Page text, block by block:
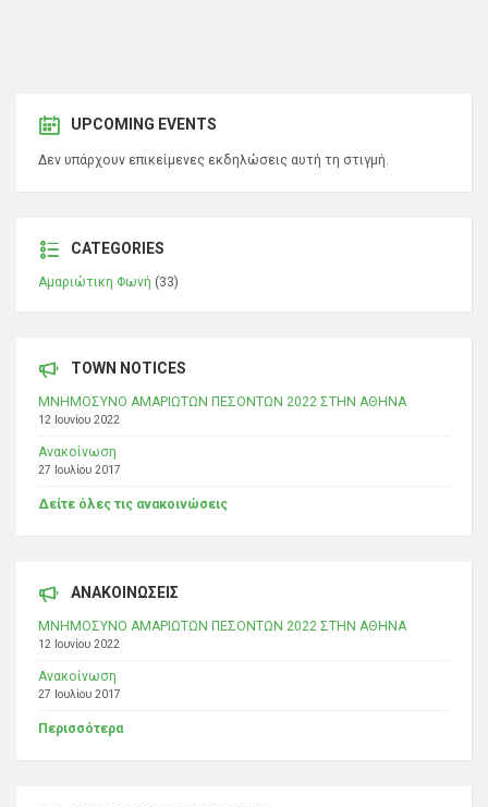
UPCOMING EVENTS
Δεν υπάρχουν επικείμενες εκδηλώσεις αυτή τη στιγμή.
CATEGORIES
Αμαριώτικη Φωνή (33)
TOWN NOTICES
ΜΝΗΜΟΣΥΝΟ ΑΜΑΡΙΩΤΩΝ ΠΕΣΟΝΤΩΝ 2022 ΣΤΗΝ ΑΘΗΝΑ
12 Ιουνίου 2022
Ανακοίνωση
27 Ιουλίου 2017
Δείτε όλες τις ανακοινώσεις
ΑΝΑΚΟΙΝΩΣΕΙΣ
ΜΝΗΜΟΣΥΝΟ ΑΜΑΡΙΩΤΩΝ ΠΕΣΟΝΤΩΝ 2022 ΣΤΗΝ ΑΘΗΝΑ
12 Ιουνίου 2022
Ανακοίνωση
27 Ιουλίου 2017
Περισσότερα